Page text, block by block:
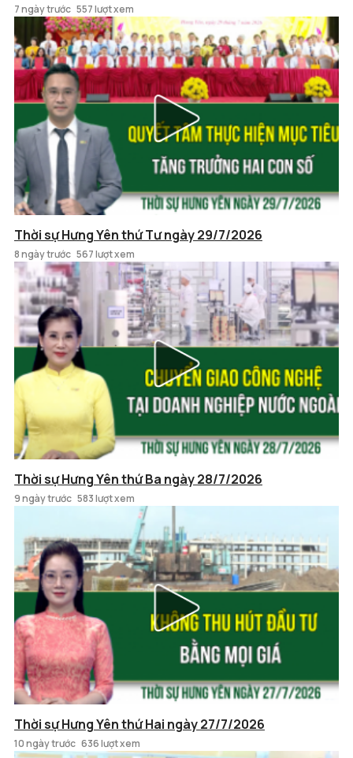
7 ngày trước 557 lượt xem
Thời sự Hưng Yên thứ Tư ngày 29/7/2026
8 ngày trước 567 lượt xem
Thời sự Hưng Yên thứ Ba ngày 28/7/2026
9 ngày trước 583 lượt xem
Thời sự Hưng Yên thứ Hai ngày 27/7/2026
10 ngày trước 636 lượt xem